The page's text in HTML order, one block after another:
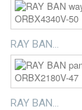
RAY BAN...
RAY BAN...